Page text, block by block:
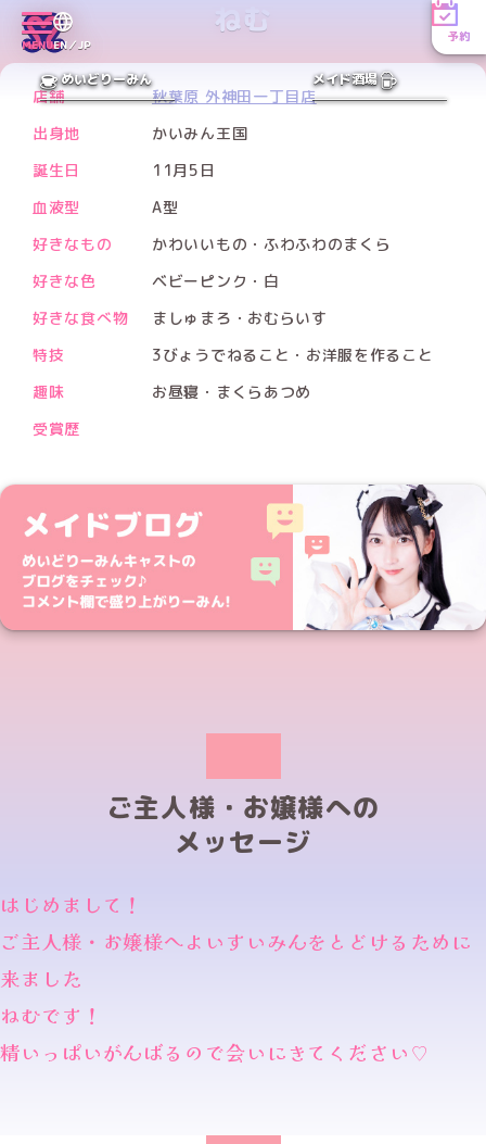
MENUEN／JP
予約
めいどりーみん メイド酒場
ねむ
PREV
NEXT
店舗
秋葉原 外神田一丁目店
出身地
かいみん王国
誕生日
11月5日
血液型
A型
好きなもの
かわいいもの・ふわふわのまくら
好きな色
ベビーピンク・白
好きな食べ物
ましゅまろ・おむらいす
特技
3びょうでねること・お洋服を作ること
趣味
お昼寝・まくらあつめ
受賞歴
ご主人様・お嬢様への
メッセージ
はじめまして！
ご主人様・お嬢様へよいすいみんをとどけるために
来ました
ねむです！
精いっぱいがんばるので会いにきてください♡